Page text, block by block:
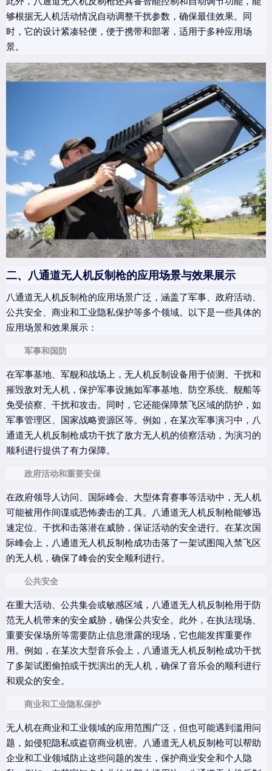
够根据无人机活动情况自动调整干扰参数，确保最佳效果。同
时，它的设计紧凑轻便，便于携带和部署，适用于多种应用场
景。
二、八通道无人机反制枪的应用场景与效果展示
八通道无人机反制枪的应用场景广泛，涵盖了军事、政府活动、
公共安全、商业和工业隐私保护等多个领域。以下是一些具体的
应用场景和效果展示：
军事和国防
在军事基地、军舰和战场上，无人机反制设备用于侦测、干扰和
摧毁敌对无人机，保护军事设施如军事基地、防空系统、舰船等
免受侦察、干扰和攻击。同时，它还能保障禁飞区域的防护，如
军事管理区、国家战略资源区等。例如，在某次军事演习中，八
通道无人机反制枪成功干扰了敌方无人机的侦察活动，为演习的
顺利进行提供了有力保障。
政府活动和重要安保
在政府领导人访问、国际峰会、大型体育赛事等活动中，无人机
可能被用作间谍或恐怖袭击的工具。八通道无人机反制枪能够迅
速定位、干扰和击落潜在威胁，保证活动的安全进行。在某次国
际峰会上，八通道无人机反制枪成功击落了一架试图闯入禁飞区
的无人机，确保了峰会的安全顺利进行。
公共安全
在重大活动、公共集会或敏感区域，八通道无人机反制枪用于防
范无人机带来的安全威胁，确保公共安全。此外，在执法现场、
重要安保场所等需要防止信息泄露的现场，它也能发挥重要作
用。例如，在某次大型音乐会上，八通道无人机反制枪成功干扰
了多架试图偷拍或干扰演出的无人机，确保了音乐会的顺利进行
和观众的安全。
商业和工业隐私保护
无人机在商业和工业领域的应用范围广泛，但也可能遇到滥用问
题，如侵犯隐私或盗窃商业机密。八通道无人机反制枪可以帮助
企业和工业领域防止这些问题的发生，保护商业安全和个人隐